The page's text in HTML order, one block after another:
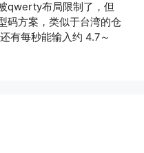
qwerty布局限制了，但
码方案，类似于台湾的仓
有每秒能输入约 4.7～